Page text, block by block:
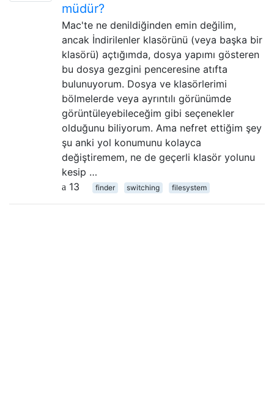
müdür?
Mac'te ne denildiğinden emin değilim,
ancak İndirilenler klasörünü (veya başka bir
klasörü) açtığımda, dosya yapımı gösteren
bu dosya gezgini penceresine atıfta
bulunuyorum. Dosya ve klasörlerimi
bölmelerde veya ayrıntılı görünümde
görüntüleyebileceğim gibi seçenekler
olduğunu biliyorum. Ama nefret ettiğim şey
şu anki yol konumunu kolayca
değiştiremem, ne de geçerli klasör yolunu
kesip …
13
finder switching filesystem